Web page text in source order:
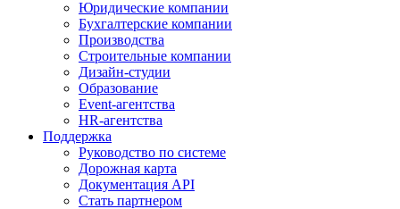
Юридические компании
Бухгалтерские компании
Производства
Строительные компании
Дизайн-студии
Образование
Event-агентства
HR-агентства
Поддержка
Руководство по системе
Дорожная карта
Документация API
Стать партнером